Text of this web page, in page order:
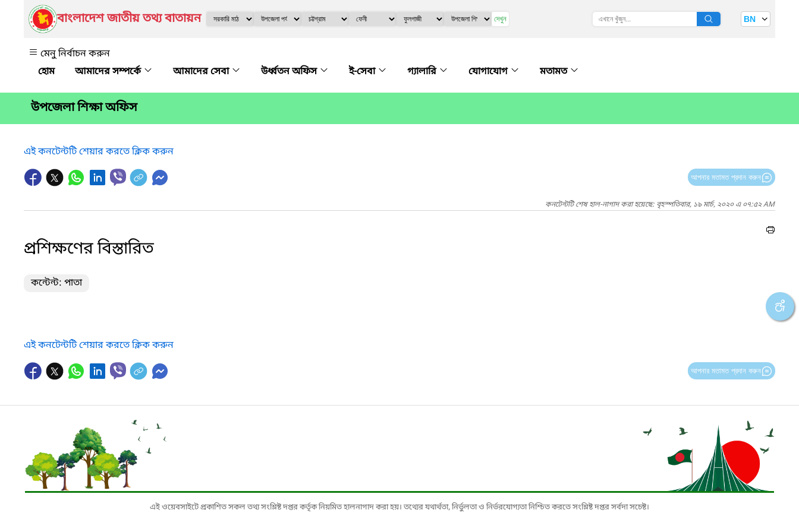
বাংলাদেশ জাতীয় তথ্য বাতায়ন দেখুন BN
মেনু নির্বাচন করুন
আমাদের সম্পর্কে
আমাদের সেবা উর্ধ্বতন অফিস ই-সেবা গ্যালারি যোগাযোগ মতামত
উপজেলা শিক্ষা অফিস
এই কনটেন্টটি শেয়ার করতে ক্লিক করুন
আপনার মতামত প্রদান করুন
কনটেন্টটি শেষ হাল-নাগাদ করা হয়েছে: বৃহস্পতিবার, ১৯ মার্চ, ২০২০ এ ০৭:৫২ AM
প্রশিক্ষণের বিস্তারিত
কন্টেন্ট: পাতা
এই কনটেন্টটি শেয়ার করতে ক্লিক করুন
আপনার মতামত প্রদান করুন
এই ওয়েবসাইটে প্রকাশিত সকল তথ্য সংশ্লিষ্ট দপ্তর কর্তৃক নিয়মিত হালনাগাদ করা হয়। তথ্যের যথার্থতা, নির্ভুলতা ও নির্ভরযোগ্যতা নিশ্চিত করতে সংশ্লিষ্ট দপ্তর সর্বদা সচেষ্ট।